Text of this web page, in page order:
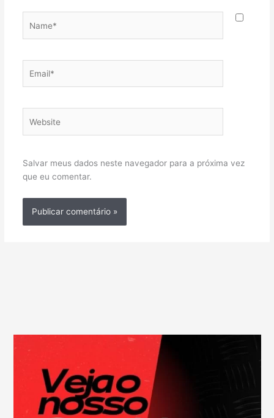
Salvar meus dados neste navegador para a próxima vez
que eu comentar.